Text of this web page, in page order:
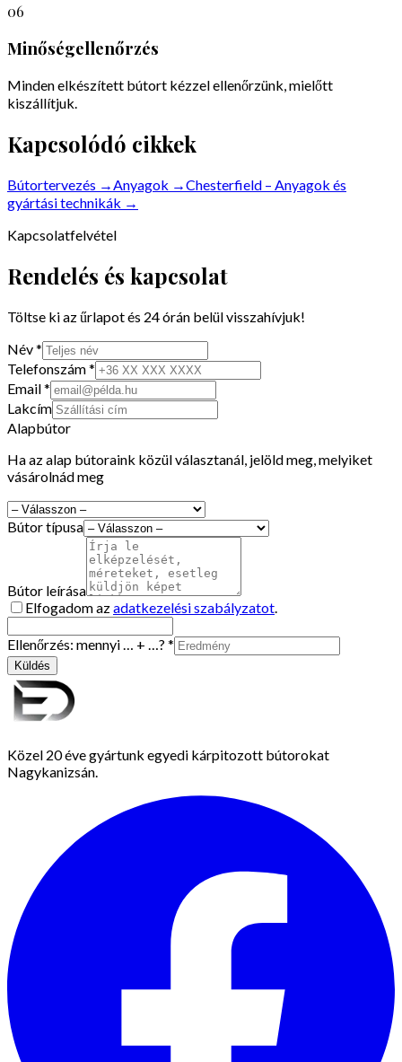
06
Minőségellenőrzés
Minden elkészített bútort kézzel ellenőrzünk, mielőtt
kiszállítjuk.
Kapcsolódó cikkek
Bútortervezés →Anyagok →Chesterfield – Anyagok és
gyártási technikák →
Kapcsolatfelvétel
Rendelés és kapcsolat
Töltse ki az űrlapot és 24 órán belül visszahívjuk!
Név *
Telefonszám *
Email *
Lakcím
Alapbútor
Ha az alap bútoraink közül választanál, jelöld meg, melyiket
vásárolnád meg
Bútor típusa
Bútor leírása
Elfogadom azadatkezelési szabályzatot
Ellenőrzés: mennyi … + … ? *
Küldés
Közel 20 éve gyártunk egyedi kárpitozott bútorokat
Nagykanizsán.